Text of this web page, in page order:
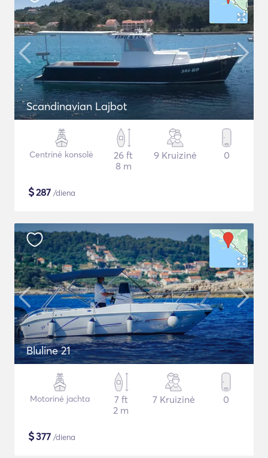
Scandinavian Lajbot
Centrinė konsolė
26 ft
8 m
9 Kruizinė 0
$287 /diena
Bluline 21
Motorinė jachta
7 ft
2 m
7 Kruizinė 0
$377 /diena